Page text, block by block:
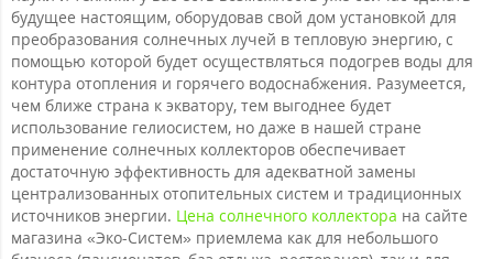
будущее настоящим, оборудовав свой дом установкой для
преобразования солнечных лучей в тепловую энергию, с
помощью которой будет осуществляться подогрев воды для
контура отопления и горячего водоснабжения. Разумеется,
чем ближе страна к экватору, тем выгоднее будет
использование гелиосистем, но даже в нашей стране
применение солнечных коллекторов обеспечивает
достаточную эффективность для адекватной замены
централизованных отопительных систем и традиционных
источников энергии. Цена солнечного коллектора на сайте
магазина «Эко-Систем» приемлема как для небольшого